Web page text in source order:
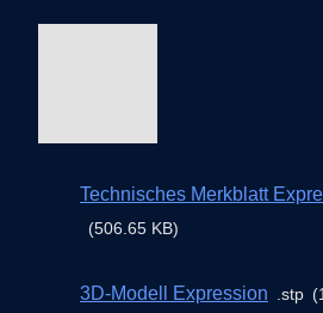
Technisches Merkblatt
506.65 KB
3D-Modell Expression stp